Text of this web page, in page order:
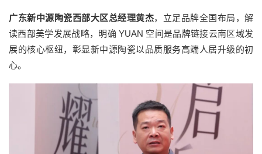
广东新中源陶瓷西部大区总经理黄杰，立足品牌全国布局，解
读西部美学发展战略，明确 YUAN 空间是品牌链接云南区域发
展的核心枢纽，彰显新中源陶瓷以品质服务高端人居升级的初
心。